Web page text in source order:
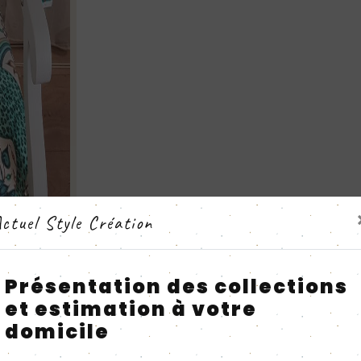
Style Création
Présentation des collections
et estimation à votre
domicile